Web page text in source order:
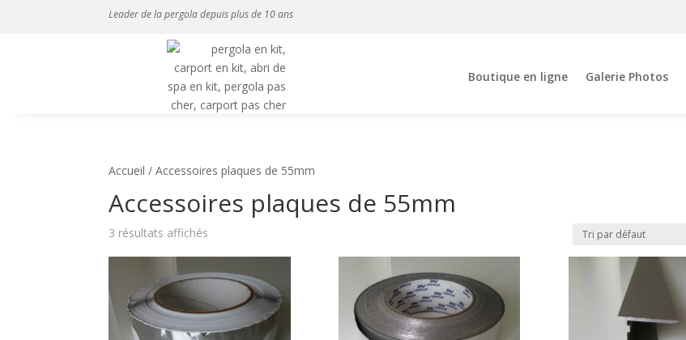
Leader de la pergola depuis plus de 10 ans
Boutique en ligne Galerie Photos
Accueil / Accessoires plaques de 55mm
Accessoires plaques de 55mm
3 résultats affichés